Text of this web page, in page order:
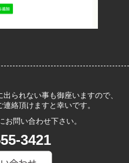
られない事も御座いますので、
絡頂けますと幸いです。
お問い合わせ下さい。
3421